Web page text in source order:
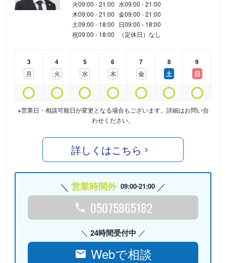
火09:00 - 21:00 水09:00 - 21:00
木09:00 - 21:00 金09:00 - 21:00
土09:00 - 18:00 日09:00 - 18:00
祝09:00 - 18:00 （定休日）なし
3
月
4
火
5
水
6
木
7
金
8
土
9
日
※営業日・相談可能日が変更となる場合もございます。詳細はお問い合
わせください。
詳しくはこちら
営業時間外 09:00-21:00
05075865182
24時間受付中
Webで相談